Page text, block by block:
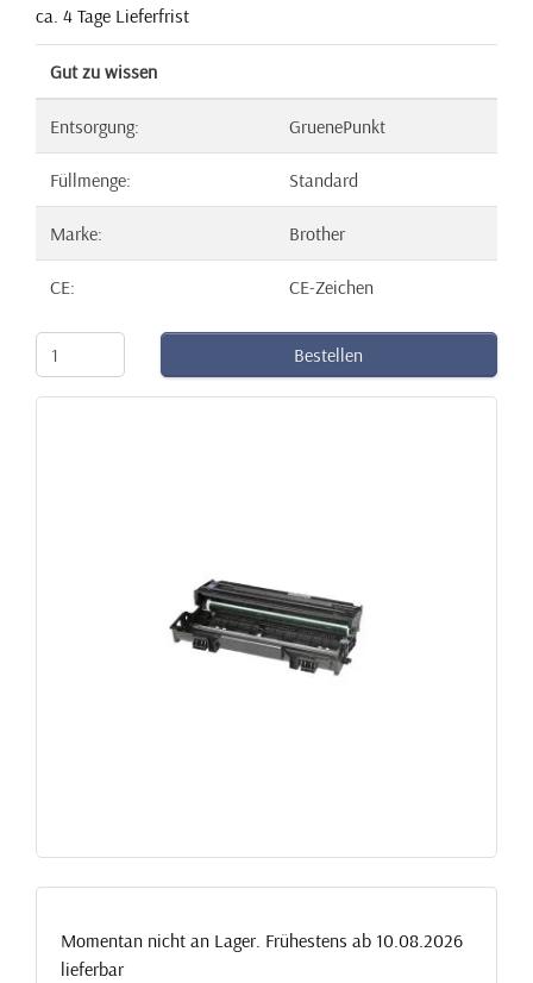
ca. 4 Tage Lieferfrist
Gut zu wissen
Entsorgung: GruenePunkt
Füllmenge: Standard
Marke: Brother
CE: CE-Zeichen
Bestellen
Momentan nicht an Lager. Frühestens ab 10.08.2026
lieferbar